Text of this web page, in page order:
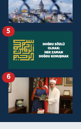
5
6
Tokat
Trabzon
Tunceli
Uşak
Van